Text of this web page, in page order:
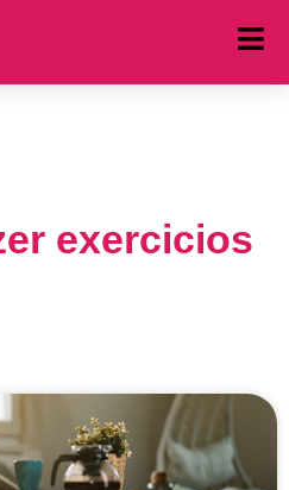
exercicios